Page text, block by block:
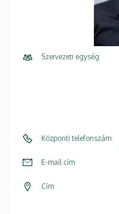
Szervezeti egység
Központi telefonszám
E-mail cím
Cím